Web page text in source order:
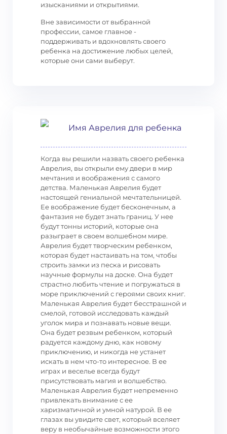
изысканиями и открытиями.
Вне зависимости от выбранной
профессии, самое главное -
поддерживать и вдохновлять своего
ребенка на достижение любых целей,
которые они сами выберут.
Имя Аврелия для ребенка
Когда вы решили назвать своего ребенка
Аврелия, вы открыли ему двери в мир
мечтания и воображения с самого
детства. Маленькая Аврелия будет
настоящей гениальной мечтательницей.
Ее воображение будет бесконечным, а
фантазия не будет знать границ. У нее
будут тонны историй, которые она
разыграет в своем волшебном мире.
Аврелия будет творческим ребенком,
которая будет настаивать на том, чтобы
строить замки из песка и рисовать
научные формулы на доске. Она будет
страстно любить чтение и погружаться в
море приключений с героями своих книг.
Маленькая Аврелия будет бесстрашной и
смелой, готовой исследовать каждый
уголок мира и познавать новые вещи.
Она будет резвым ребенком, который
радуется каждому дню, как новому
приключению, и никогда не устанет
искать в нем что-то интересное. В ее
играх и веселье всегда будут
присутствовать магия и волшебство.
Маленькая Аврелия будет непременно
привлекать внимание с ее
харизматичной и умной натурой. В ее
глазах вы увидите свет, который вселяет
веру в необычайные возможности этого